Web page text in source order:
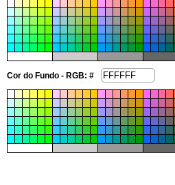
Cor do Fundo - RGB: #